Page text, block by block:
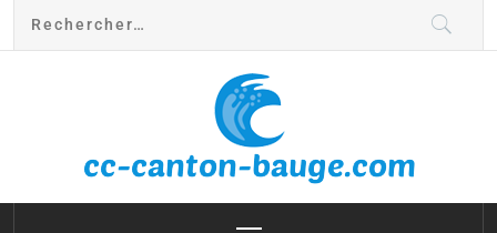
cc canton bauge